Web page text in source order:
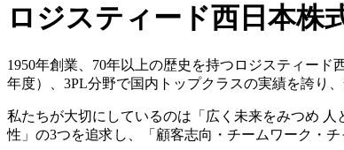
ロジスティード西日本株
1950年創業、70年以上の歴史を持つロジスティード
年度）、3PL分野で国内トップクラスの実績を誇り
私たちが大切にしているのは「広く未来をみつめ
性」の3つを追求し、「顧客志向・チームワーク・